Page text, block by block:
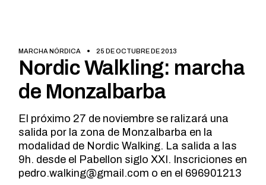
MARCHA NÓRDICA 25 DE OCTUBRE DE 2013
Nordic Walkling: marcha
de Monzalbarba
El próximo 27 de noviembre se ralizará una
salida por la zona de Monzalbarba en la
modalidad de Nordic Walking. La salida a las
9h. desde el Pabellon siglo XXI. Inscriciones en
pedro.walking@gmail.com o en el 696901213